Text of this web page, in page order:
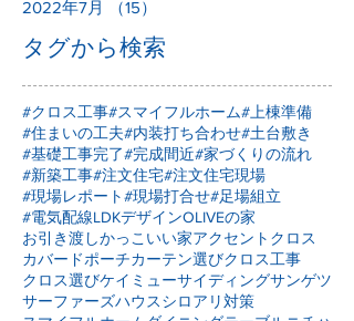
2022年8月
（15）
2022年7月
（15）15件の記事
#クロス工事#スマイフルホーム#上棟準備
#住まいの工夫 #内装打ち合わせ#土台敷き
#基礎工事完了#完成間近#家づくりの流れ
#新築工事 #注文住宅#注文住宅現場
#現場レポート#現場打合せ#足場組立
#電気配線LDKデザインOLIVEの家
お引き渡し かっこいい家 アクセントクロス
カバードポーチ カーテン選び
クロス工事
クロス選び ケイミュー サイディング